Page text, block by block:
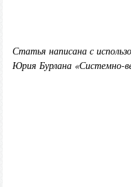
Статья написана с
Юрия Бурлана «Системно-